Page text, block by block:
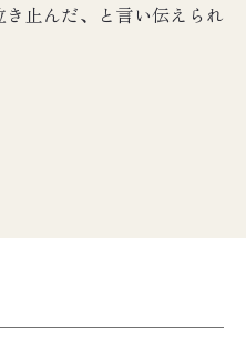
止んだ、と言い伝えられ